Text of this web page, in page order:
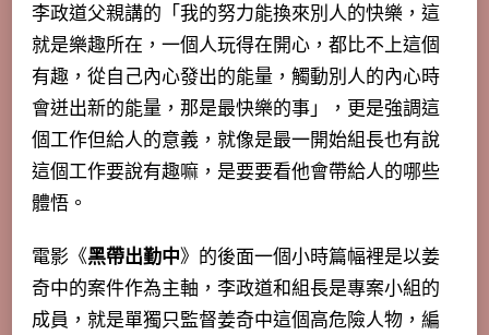
李政道父親講的「我的努力能換來別人的快樂，這
就是樂趣所在，一個人玩得在開心，都比不上這個
有趣，從自己內心發出的能量，觸動別人的內心時
會迸出新的能量，那是最快樂的事」，更是強調這
個工作但給人的意義，就像是最一開始組長也有說
這個工作要說有趣嘛，是要要看他會帶給人的哪些
體悟。
電影《黑帶出勤中》的後面一個小時篇幅裡是以姜
奇中的案件作為主軸，李政道和組長是專案小組的
成員，就是單獨只監督姜奇中這個高危險人物，編